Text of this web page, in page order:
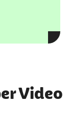
Video